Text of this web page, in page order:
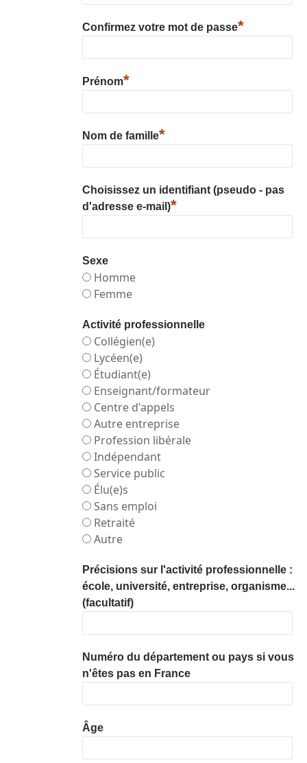
Confirmez votre mot de passe*
Prénom*
Nom de famille*
Choisissez un identifiant (pseudo - pas
d'adresse e-mail)*
Sexe
Homme
Femme
Activité professionnelle
Collégien(e)
Lycéen(e)
Étudiant(e)
Enseignant/formateur
Centre d'appels
Autre entreprise
Profession libérale
Indépendant
Service public
Élu(e)s
Sans emploi
Retraité
Autre
Précisions sur l'activité professionnelle :
école, université, entreprise, organisme...
(facultatif)
Numéro du département ou pays si vous
n'êtes pas en France
Âge